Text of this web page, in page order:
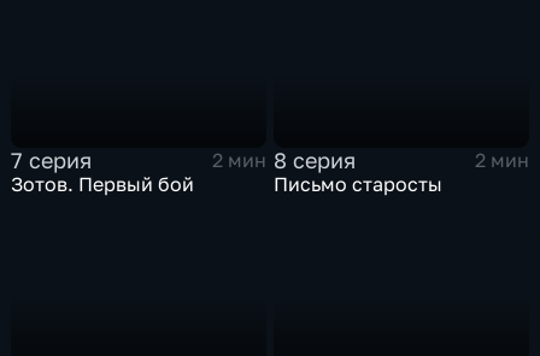
7 серия
2 мин
Зотов. Первый бой
8 серия
2 мин
Письмо старосты